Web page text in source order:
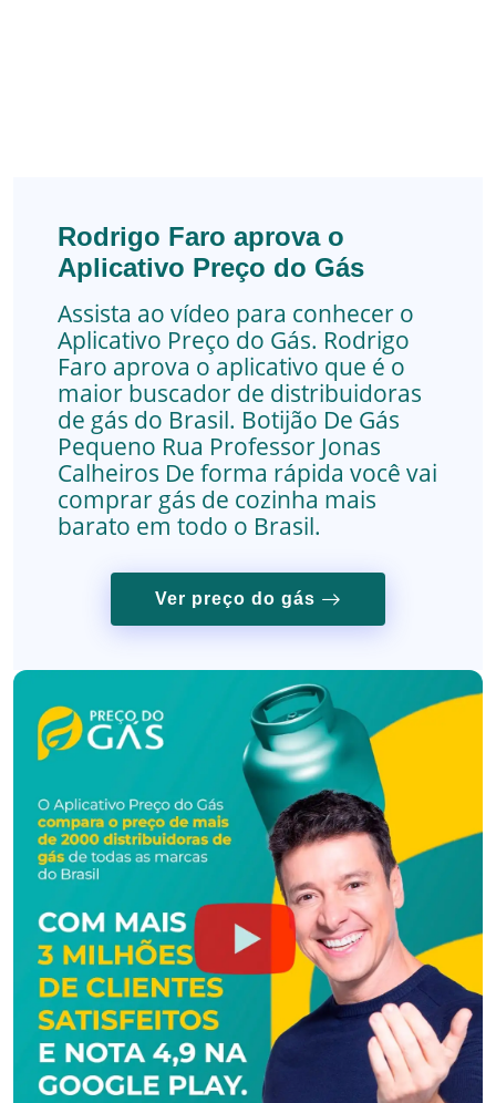
Rodrigo Faro aprova o
Aplicativo Preço do Gás
Assista ao vídeo para conhecer o
Aplicativo Preço do Gás. Rodrigo
Faro aprova o aplicativo que é o
maior buscador de distribuidoras
de gás do Brasil. Botijão De Gás
Pequeno Rua Professor Jonas
Calheiros De forma rápida você vai
comprar gás de cozinha mais
barato em todo o Brasil.
Ver preço do gás